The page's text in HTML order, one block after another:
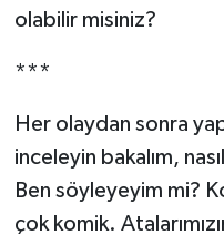
olabilir misiniz?
***
Her olaydan sonra
inceleyin bakalım,
Ben söyleyeyim mi?
çok komik.